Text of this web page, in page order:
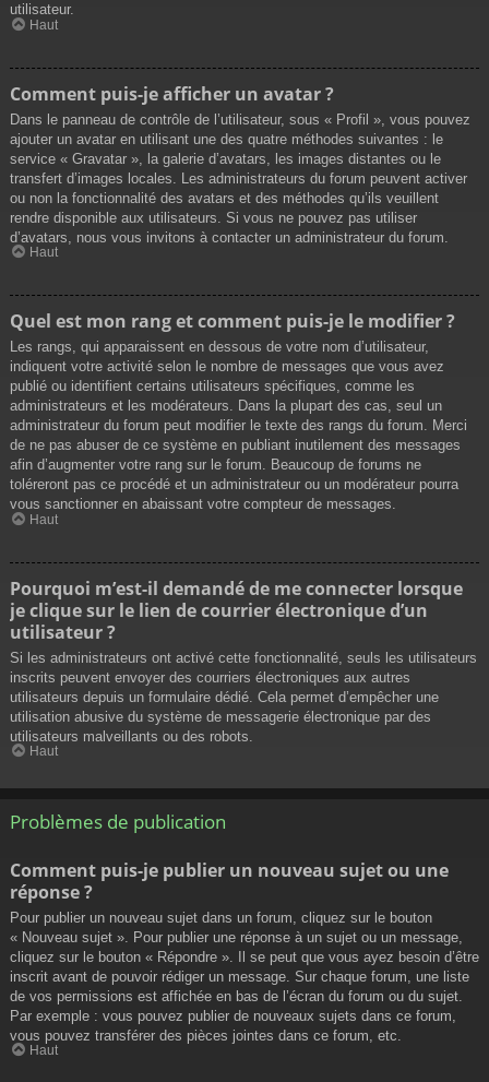
utilisateur.
Haut
Comment puis-je afficher un avatar ?
Dans le panneau de contrôle de l’utilisateur, sous « Profil », vous pouvez
ajouter un avatar en utilisant une des quatre méthodes suivantes : le
service « Gravatar », la galerie d’avatars, les images distantes ou le
transfert d’images locales. Les administrateurs du forum peuvent activer
ou non la fonctionnalité des avatars et des méthodes qu’ils veuillent
rendre disponible aux utilisateurs. Si vous ne pouvez pas utiliser
d’avatars, nous vous invitons à contacter un administrateur du forum.
Haut
Quel est mon rang et comment puis-je le modifier ?
Les rangs, qui apparaissent en dessous de votre nom d’utilisateur,
indiquent votre activité selon le nombre de messages que vous avez
publié ou identifient certains utilisateurs spécifiques, comme les
administrateurs et les modérateurs. Dans la plupart des cas, seul un
administrateur du forum peut modifier le texte des rangs du forum. Merci
de ne pas abuser de ce système en publiant inutilement des messages
afin d’augmenter votre rang sur le forum. Beaucoup de forums ne
toléreront pas ce procédé et un administrateur ou un modérateur pourra
vous sanctionner en abaissant votre compteur de messages.
Haut
Pourquoi m’est-il demandé de me connecter lorsque
je clique sur le lien de courrier électronique d’un
utilisateur ?
Si les administrateurs ont activé cette fonctionnalité, seuls les utilisateurs
inscrits peuvent envoyer des courriers électroniques aux autres
utilisateurs depuis un formulaire dédié. Cela permet d’empêcher une
utilisation abusive du système de messagerie électronique par des
utilisateurs malveillants ou des robots.
Haut
Problèmes de publication
Comment puis-je publier un nouveau sujet ou une
réponse ?
Pour publier un nouveau sujet dans un forum, cliquez sur le bouton
« Nouveau sujet ». Pour publier une réponse à un sujet ou un message,
cliquez sur le bouton « Répondre ». Il se peut que vous ayez besoin d’être
inscrit avant de pouvoir rédiger un message. Sur chaque forum, une liste
de vos permissions est affichée en bas de l’écran du forum ou du sujet.
Par exemple : vous pouvez publier de nouveaux sujets dans ce forum,
vous pouvez transférer des pièces jointes dans ce forum, etc.
Haut